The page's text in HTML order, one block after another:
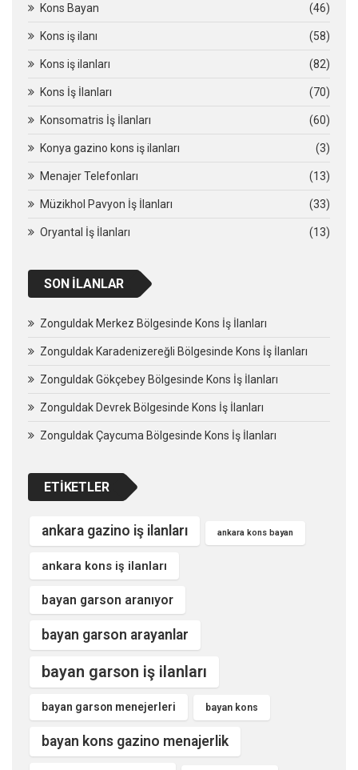
Kons Bayan (46)
Kons iş ilanı (58)
Kons iş ilanları (82)
Kons İş İlanları (70)
Konsomatris İş İlanları (60)
Konya gazino kons iş ilanları (3)
Menajer Telefonları (13)
Müzikhol Pavyon İş İlanları (33)
Oryantal İş İlanları (13)
SON İLANLAR
Zonguldak Merkez Bölgesinde Kons İş İlanları
Zonguldak Karadenizereğli Bölgesinde Kons İş İlanları
Zonguldak Gökçebey Bölgesinde Kons İş İlanları
Zonguldak Devrek Bölgesinde Kons İş İlanları
Zonguldak Çaycuma Bölgesinde Kons İş İlanları
ETIKETLER
ankara gazino iş ilanları ankara kons bayan
ankara kons iş ilanları
bayan garson aranıyor
bayan garson arayanlar
bayan garson iş ilanları
bayan garson menejerleri bayan kons
bayan kons gazino menajerlik